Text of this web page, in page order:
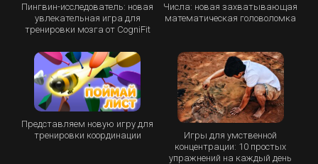
Пингвин-исследователь: новая
увлекательная игра для
тренировки мозга от CogniFit
Числа: новая захватывающая
математическая головоломка
Представляем новую игру для
тренировки координации
Игры для умственной
концентрации: 10 простых
упражнений на каждый день